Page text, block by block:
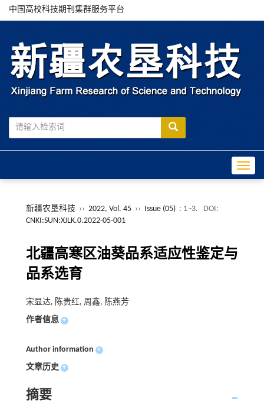
中国高校科技期刊集群服务平台
新疆农垦科技 ›› 2022, Vol. 45 ›› Issue (05) : 1 -3.
DOI:
CNKI:SUN:XJLK.0.2022-05-001
北疆高寒区油葵品系适应性鉴定与
品系选育
宋显达, 陈贵红, 周鑫, 陈燕芳
作者信息 +
Author information +
文章历史 +
摘要